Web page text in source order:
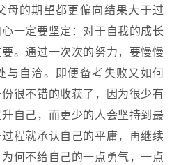
母的期望都更偏向结果大于过
一定要坚定：对于自我的成长
。通过一次次的努力，要慢慢
与自洽。即便备考失败又如何
很不错的收获了，因为很少有
自己，而更少的人会坚持到最
程就承认自己的平庸，再继续
何不给自己的一点勇气，一点